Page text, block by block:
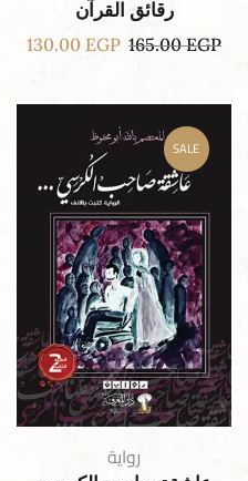
رقائق القرآن
165.00EGP
130.00 EGP
SALE
رواية